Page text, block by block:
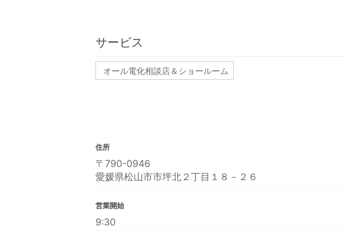
サービス
オール電化相談店＆ショールーム
住所
〒790-0946
愛媛県松山市市坪北２丁目１８－２６
営業開始
9:30